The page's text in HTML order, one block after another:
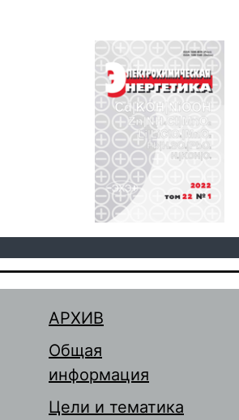
АРХИВ
Общая
информация
Цели и тематика